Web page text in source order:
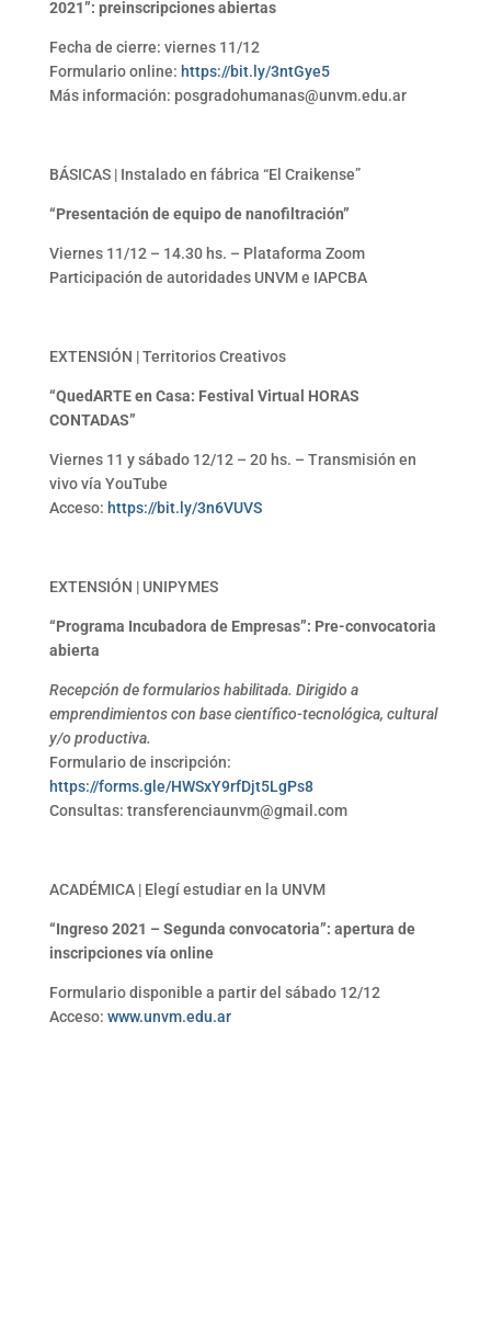
2021”: preinscripciones abiertas
Fecha de cierre: viernes 11/12
Formulario online: https://bit.ly/3ntGye5
Más información: posgradohumanas@unvm.edu.ar
BÁSICAS | Instalado en fábrica “El Craikense”
“Presentación de equipo de nanofiltración”
Viernes 11/12 – 14.30 hs. – Plataforma Zoom
Participación de autoridades UNVM e IAPCBA
EXTENSIÓN | Territorios Creativos
“QuedARTE en Casa: Festival Virtual HORAS
CONTADAS”
Viernes 11 y sábado 12/12 – 20 hs. – Transmisión en
vivo vía YouTube
Acceso: https://bit.ly/3n6VUVS
EXTENSIÓN | UNIPYMES
“Programa Incubadora de Empresas”: Pre-convocatoria
abierta
Recepción de formularios habilitada. Dirigido a
emprendimientos con base científico-tecnológica, cultural
y/o productiva.
Formulario de inscripción:
https://forms.gle/HWSxY9rfDjt5LgPs8
Consultas: transferenciaunvm@gmail.com
ACADÉMICA | Elegí estudiar en la UNVM
“Ingreso 2021 – Segunda convocatoria”: apertura de
inscripciones vía online
Formulario disponible a partir del sábado 12/12
Acceso: www.unvm.edu.ar